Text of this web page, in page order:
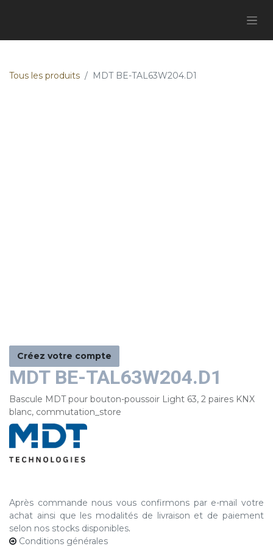
Tous les produits MDT BE-TAL63W204.D1
Créez votre compte
MDT BE-TAL63W204.D1
Bascule MDT pour bouton-poussoir Light 63, 2 paires KNX
blanc, commutation_store
Après commande nous vous confirmons par e-mail votre
achat ainsi que les modalités de livraison et de paiement
selon nos stocks disponibles.
Conditions générales